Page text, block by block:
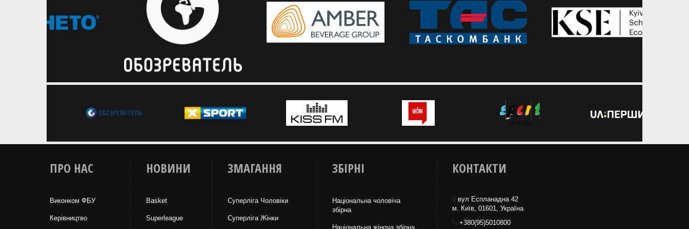
ПРО НАС
Виконком ФБУ
Керівництво
НОВИНИ
Basket
Superleague
ЗМАГАННЯ
Суперліга Чоловіки
Суперліга Жінки
ЗБІРНІ
Національна чоловіча
збірна
Національна жiноча збірна
КОНТАКТИ
вул Еспланадна 42
м. Київ, 01601, Україна
+380(95)5010800